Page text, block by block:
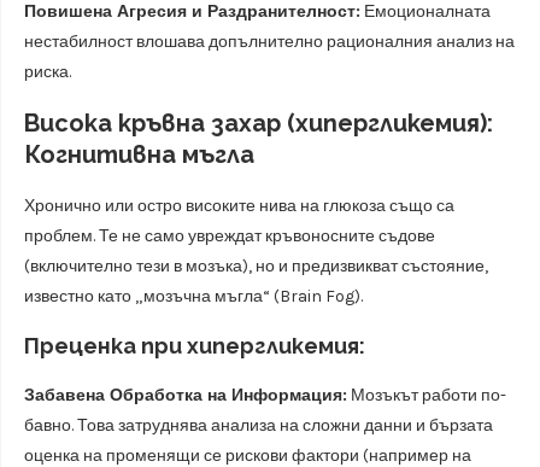
Повишена Агресия и Раздранителност: Емоционалната
нестабилност влошава допълнително рационалния анализ на
риска.
Висока кръвна захар (хипергликемия):
Когнитивна мъгла
Хронично или остро високите нива на глюкоза също са
проблем. Те не само увреждат кръвоносните съдове
(включително тези в мозъка), но и предизвикват състояние,
известно като „мозъчна мъгла“ (Brain Fog).
Преценка при хипергликемия:
Забавена Обработка на Информация: Мозъкът работи по-
бавно. Това затруднява анализа на сложни данни и бързата
оценка на променящи се рискови фактори (например на